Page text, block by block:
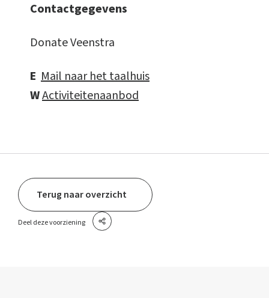
Contactgegevens
Donate Veenstra
E Mail naar het taalhuis
WActiviteitenaanbod
Terug naar overzicht
Deel deze voorziening